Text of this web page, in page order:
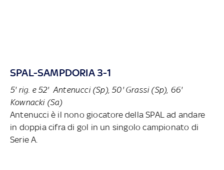
SPAL-SAMPDORIA 3-1
5' rig. e 52' Antenucci (Sp), 50' Grassi (Sp), 66'
Kownacki (Sa)
Antenucci è il nono giocatore della SPAL ad andare
in doppia cifra di gol in un singolo campionato di
Serie A.